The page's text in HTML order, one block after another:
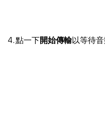
4. 點一下 開始傳輸以等待音